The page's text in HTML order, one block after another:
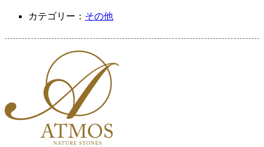
カテゴリー： その他